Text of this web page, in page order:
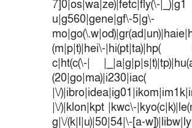
7]0|os|wa|ze)|fetc|fly(\-|_)|g1
u|g560|gene|gf\-5|g\-
(m|p|t)|hei\-|hi(pt|ta)|hp(
c|ht(c(\-|
|\/
|\/)|klon|kpt |kwc\-
g|\/(k|l|u)|50|54|\-[a-